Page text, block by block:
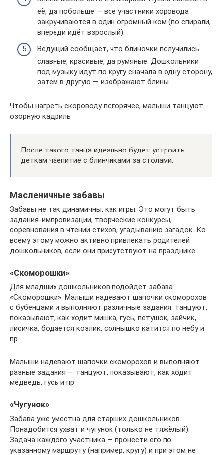
её, да побольше — все участники хоровода
закручиваются в один огромный ком (по спирали,
впереди идёт взрослый).
Ведущий сообщает, что блиночки получились
славные, красивые, да румяные. Дошкольники
под музыку идут по кругу сначала в одну сторону,
затем в другую — изображают блины.
Чтобы нагреть скороводу погорячее, малыши танцуют
озорную кадриль
После такого танца идеально будет устроить
деткам чаепитие с блинчиками за столами.
Масленичные забавы
Забавы не так динамичны, как игры. Это могут быть
задания-импровизации, творческие конкурсы,
соревнования в чтении стихов, угадыванию загадок. Ко
всему этому можно активно привлекать родителей
дошкольников, если они присутствуют на празднике.
«Скоморошки»
Для младших дошкольников подойдёт забава
«Скоморошки». Малыши надевают шапочки скоморохов
с бубенцами и выполняют различные задания: танцуют,
показывают, как ходит мишка, гусь, петушок, зайчик,
лисичка, бодается козлик, солнышко катится по небу и
пр.
Малыши надевают шапочки скоморохов и выполняют
разные задания — танцуют, показывают, как ходит
медведь, гусь и пр
«Чугунок»
Забава уже уместна для старших дошкольников.
Понадобится ухват и чугунок (только не тяжёлый).
Задача каждого участника — пронести его по
указанному маршруту (например, кругу) и при этом не